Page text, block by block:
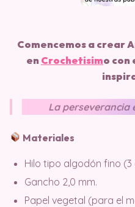
Comencemos a crear
en Crochetisimo con
La perseverancia
Materiales
Hilo tipo algodón fino
Gancho 2,0 mm.
Papel vegetal (para el